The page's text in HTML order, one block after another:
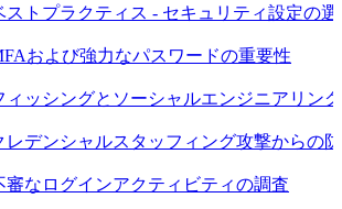
ストプラクティス - セキュリティ設定の選
および強力なパスワードの重要性
ィッシングとソーシャルエンジニアリン
レデンシャルスタッフィング攻撃からの
審なログインアクティビティの調査